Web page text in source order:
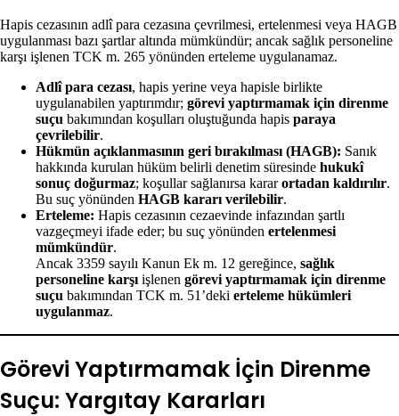
Hapis cezasının adlî para cezasına çevrilmesi, ertelenmesi veya HAGB
uygulanması bazı şartlar altında mümkündür; ancak sağlık personeline
karşı işlenen TCK m. 265 yönünden erteleme uygulanamaz.
Adlî para cezası, hapis yerine veya hapisle birlikte
uygulanabilen yaptırımdır; görevi yaptırmamak için direnme
suçu bakımından koşulları oluştuğunda hapis paraya
çevrilebilir.
Hükmün açıklanmasının geri bırakılması (HAGB): Sanık
hakkında kurulan hüküm belirli denetim süresinde hukukî
sonuç doğurmaz; koşullar sağlanırsa kararortadan kaldırılır.
Bu suç yönünden HAGB kararı verilebilir.
Erteleme: Hapis cezasının cezaevinde infazından şartlı
vazgeçmeyi ifade eder; bu suç yönünden ertelenmesi
mümkündür.
Ancak 3359 sayılı Kanun Ek m. 12 gereğince, sağlık
personeline karşı işlenen görevi yaptırmamak için direnme
suçu bakımından TCK m. 51’deki erteleme hükümleri
uygulanmaz.
Görevi Yaptırmamak İçin Direnme
Suçu: Yargıtay Kararları